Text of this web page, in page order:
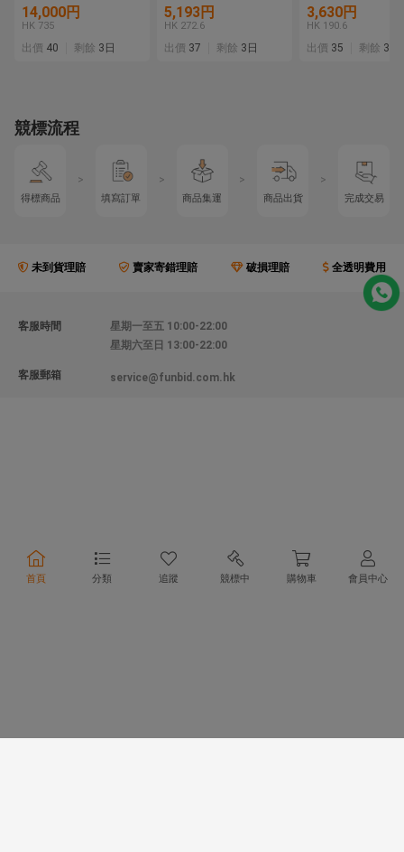
首頁 分類 追蹤 競標中 購物車 會員中心
14,000円
HK 735
出價 40 剩餘 3日
45cm タモ網付 タモケー
ス付属
5,193円
HK 272.6
出價 37 剩餘 3日
ギング S68MH-S
3,630円
HK 190.6
出價 35 剩餘 3日
競標流程
得標商品
>
填寫訂單
>
商品集運
>
商品出貨
>
完成交易
未到貨理賠 賣家寄錯理賠 破損理賠 全透明費用
客服時間
星期一至五 10:00-22:00
星期六至日 13:00-22:00
客服郵箱 service@funbid.com.hk